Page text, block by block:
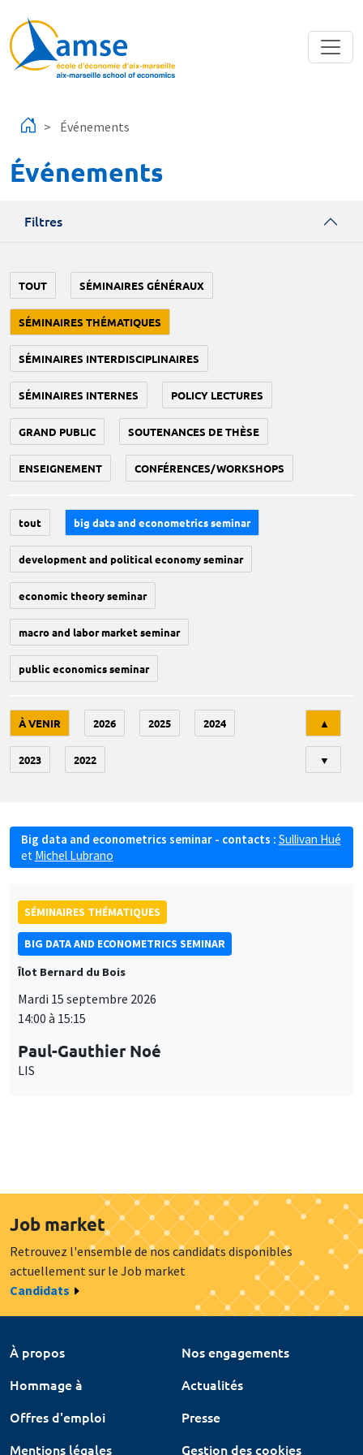
Événements
Événements
Filtres
TOUT SÉMINAIRES GÉNÉRAUX
SÉMINAIRES THÉMATIQUES
SÉMINAIRES INTERDISCIPLINAIRES
SÉMINAIRES INTERNES POLICY LECTURES
GRAND PUBLIC SOUTENANCES DE THÈSE
ENSEIGNEMENT CONFÉRENCES/WORKSHOPS
tout big data and econometrics seminar
development and political economy seminar
economic theory seminar
macro and labor market seminar
public economics seminar
À VENIR 2026 2025 2024
2023 2022
▲
▼
Big data and econometrics seminar - contacts : Sullivan Hué
et Michel Lubrano
SÉMINAIRES THÉMATIQUES
BIG DATA AND ECONOMETRICS SEMINAR
Îlot Bernard du Bois
Mardi 15 septembre 2026
14:00 à 15:15
Paul-Gauthier Noé
LIS
Job market
Retrouvez l'ensemble de nos candidats disponibles
actuellement sur le Job market
Candidats
À propos
Nos engagements
Hommage à
Actualités
Offres d'emploi
Presse
Mentions légales
Gestion des cookies